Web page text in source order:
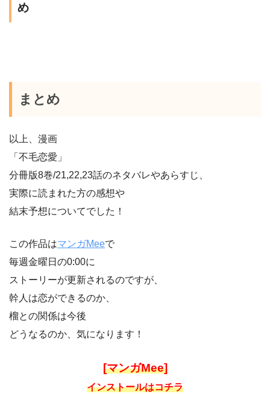
め
まとめ
以上、漫画
「不毛恋愛」
分冊版8巻/21,22,23話のネタバレやあらすじ、
実際に読まれた方の感想や
結末予想についてでした！
この作品はマンガMeeで
毎週金曜日の0:00に
ストーリーが更新されるのですが、
幹人は恋ができるのか、
榴との関係は今後
どうなるのか、気になります！
[マンガMee]
インストールはコチラ